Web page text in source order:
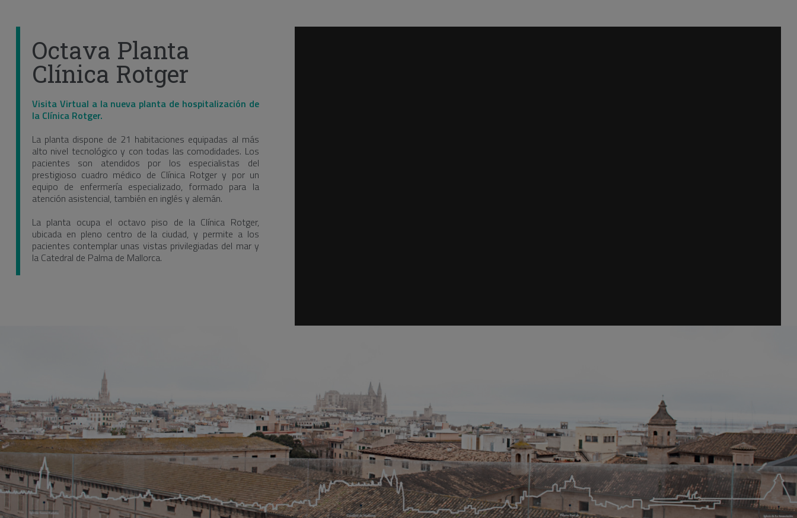
Octava Planta
Clínica Rotger
Visita Virtual a la nueva planta de hospitalización de
la Clínica Rotger.
La planta dispone de 21 habitaciones equipadas al más
alto nivel tecnológico y con todas las comodidades. Los
pacientes son atendidos por los especialistas del
prestigioso cuadro médico de Clínica Rotger y por un
equipo de enfermería especializado, formado para la
atención asistencial, también en inglés y alemán.
La planta ocupa el octavo piso de la Clínica Rotger,
ubicada en pleno centro de la ciudad, y permite a los
pacientes contemplar unas vistas privilegiadas del mar y
la Catedral de Palma de Mallorca.